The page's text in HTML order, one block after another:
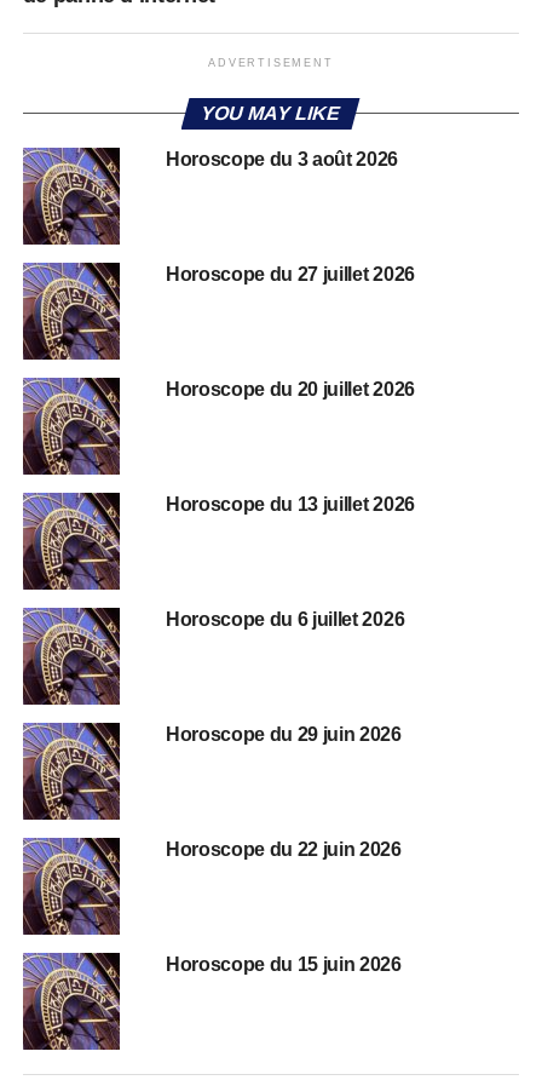
ADVERTISEMENT
YOU MAY LIKE
Horoscope du 3 août 2026
Horoscope du 27 juillet 2026
Horoscope du 20 juillet 2026
Horoscope du 13 juillet 2026
Horoscope du 6 juillet 2026
Horoscope du 29 juin 2026
Horoscope du 22 juin 2026
Horoscope du 15 juin 2026